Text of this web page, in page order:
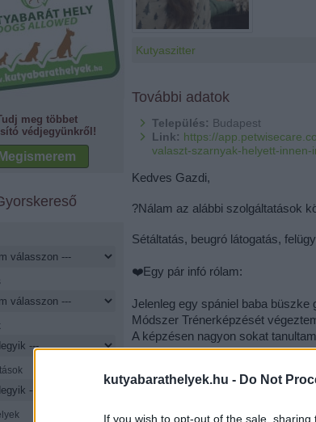
kutyabarathelyek.hu - Do Not
If you wish to opt-out of the sale,
meg többet
védjegyünkről!
Megismerem
Kutyaszitter
További adatok
Település: Budapest
Link: https://
valaszt-szarnyak-helyett-
Kedves Gazdi,
?Nálam az alábbi szolgáltatások
Sétáltatás, beugró látogatás,
❤️Egy pár infó rólam:
Jelenleg egy spániel baba büszke
Módszer Trénerképzését
A képzésen nagyon sokat
illetve a kutyák szükségletéről, a
kedvencünknek, hogyan működik
Trénerként pedig abban tudok